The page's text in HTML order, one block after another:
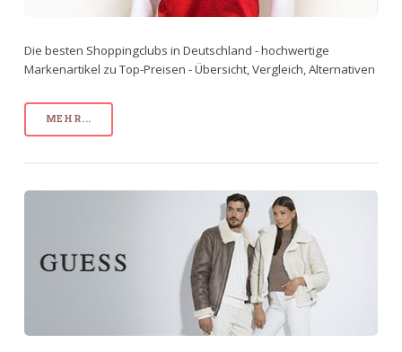
Die besten Shoppingclubs in Deutschland - hochwertige
Markenartikel zu Top-Preisen - Übersicht, Vergleich, Alternativen
MEHR...